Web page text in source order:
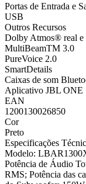
Portas de Entrada e
USB
Outros Recursos
Dolby Atmos® real
MultiBeamTM 3.0
PureVoice 2.0
SmartDetails
Caixas de som
Aplicativo JBL ONE
EAN
1200130026850
Cor
Preto
Especificações
Modelo:
Potência de Áudio
RMS; Potência das